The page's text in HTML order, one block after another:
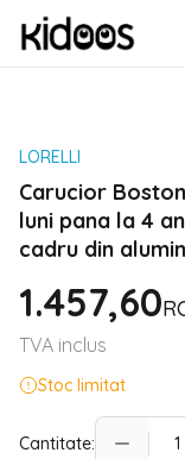
LORELLI
Carucior
luni pana la 4
cadru din
1.457,60
TVA inclus
Stoc limitat
Cantitate: